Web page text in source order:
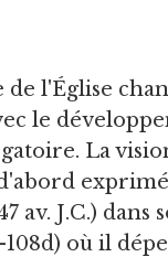
l'Église
le
La
av. J.C.) dans
108d) où il